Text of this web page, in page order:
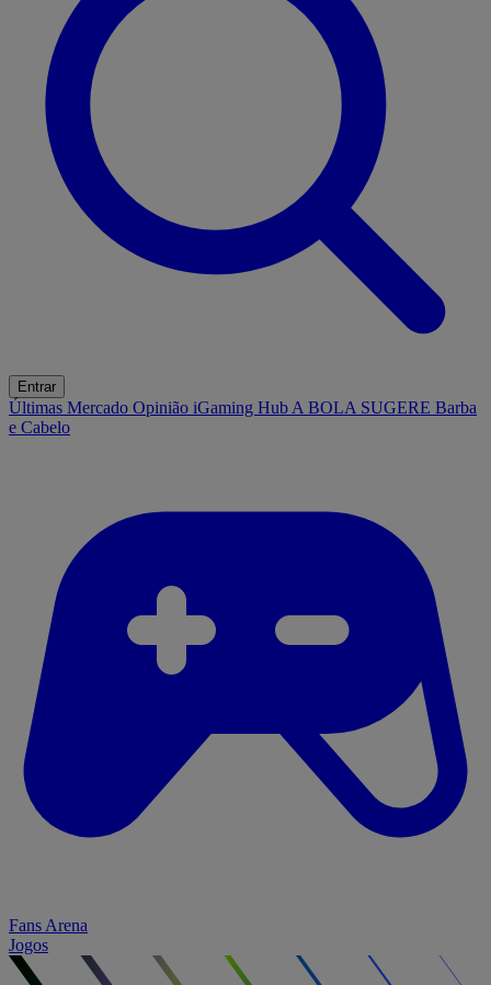
Entrar
Últimas Mercado Opinião iGaming Hub A BOLA SUGERE Barba
e Cabelo
Fans Arena
Jogos